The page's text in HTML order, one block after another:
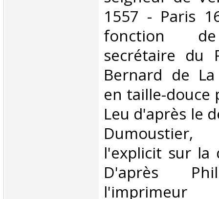
1557 - Paris
fonction
secrétaire du
Bernard de
en taille-douce
Leu d'après le
l'explicit sur la
D'après